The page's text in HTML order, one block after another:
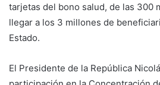
tarjetas del bono salud, de las 300
llegar a los 3 millones de
Estado.
El Presidente de la República